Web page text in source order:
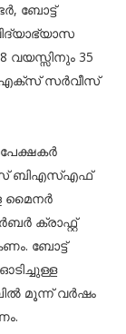
ബോട്ട്
വയസ്സിനും 35
എക്സ് സർവീസ്
ബിഎസ്എഫ്
മൈനർ
ക്രാഫ്റ്റ്
ബോട്ട്
മൂന്ന് വർഷം